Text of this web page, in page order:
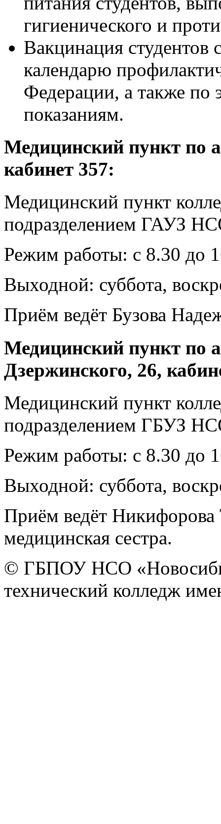
гигиенического и
Вакцинация студентов
календарю
Федерации, а также по
показаниям.
Медицинский пункт по
кабинет 357:
Медицинский пункт
подразделением ГАУЗ
Режим работы: с 8.30 до
Выходной: суббота,
Приём ведёт Бузова
Медицинский пункт по
Дзержинского, 26,
Медицинский пункт
подразделением ГБУЗ
Режим работы: с 8.30 до
Выходной: суббота,
Приём ведёт Никифорова
медицинская сестра.
© ГБПОУ НСО
технический колледж